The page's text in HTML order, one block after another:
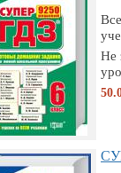
Не